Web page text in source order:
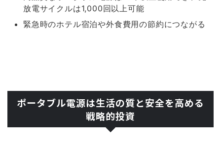
放電サイクルは1,000回以上可能
緊急時のホテル宿泊や外食費用の節約につながる
ポータブル電源は生活の質と安全を高める
戦略的投資